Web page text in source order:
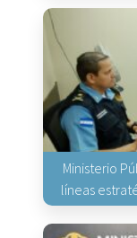
Ministerio
líneas